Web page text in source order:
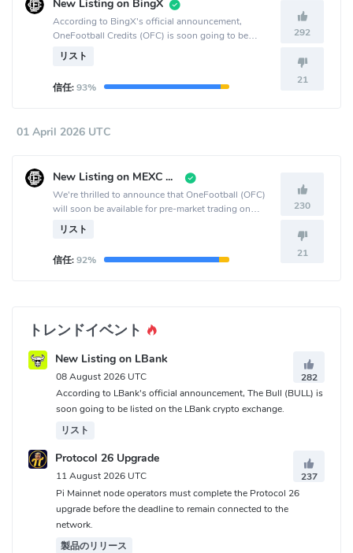
New Listing on BingX
According to BingX's official announcement,
OneFootball Credits (OFC) is soon going to be
listed on the BingX crypto exchange.
リスト
信任:93%
292
21
01 April 2026 UTC
New Listing on MEXC Pre-Market
We're thrilled to announce that OneFootball (OFC)
will soon be available for pre-market trading on
MEXC.
リスト
信任:92%
230
21
トレンドイベント
New Listing on LBank
08 August 2026 UTC
282
According to LBank's official announcement, The Bull (BULL) is
soon going to be listed on the LBank crypto exchange.
リスト
Protocol 26 Upgrade
11 August 2026 UTC
237
Pi Mainnet node operators must complete the Protocol 26
upgrade before the deadline to remain connected to the
network.
製品のリリース